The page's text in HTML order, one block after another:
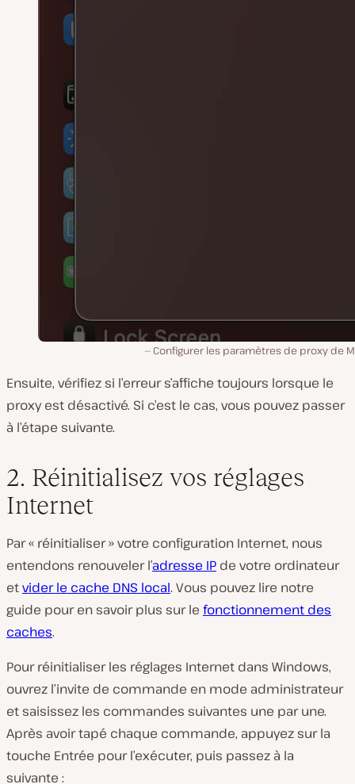
Configurer les paramètres de proxy de
Ensuite, vérifiez si l’erreur s’affiche toujours lorsque le
proxy est désactivé. Si c’est le cas, vous pouvez passer
à l’étape suivante.
2. Réinitialisez vos réglages
Internet
Par « réinitialiser » votre configuration Internet, nous
entendons renouveler l’adresse IP de votre ordinateur
etvider le cache DNS local. Vous pouvez lire notre
guide pour en savoir plus sur le fonctionnement des
caches.
Pour réinitialiser les réglages Internet dans Windows,
ouvrez l’invite de commande en mode administrateur
et saisissez les commandes suivantes une par une.
Après avoir tapé chaque commande, appuyez sur la
touche Entrée pour l’exécuter, puis passez à la
suivante :